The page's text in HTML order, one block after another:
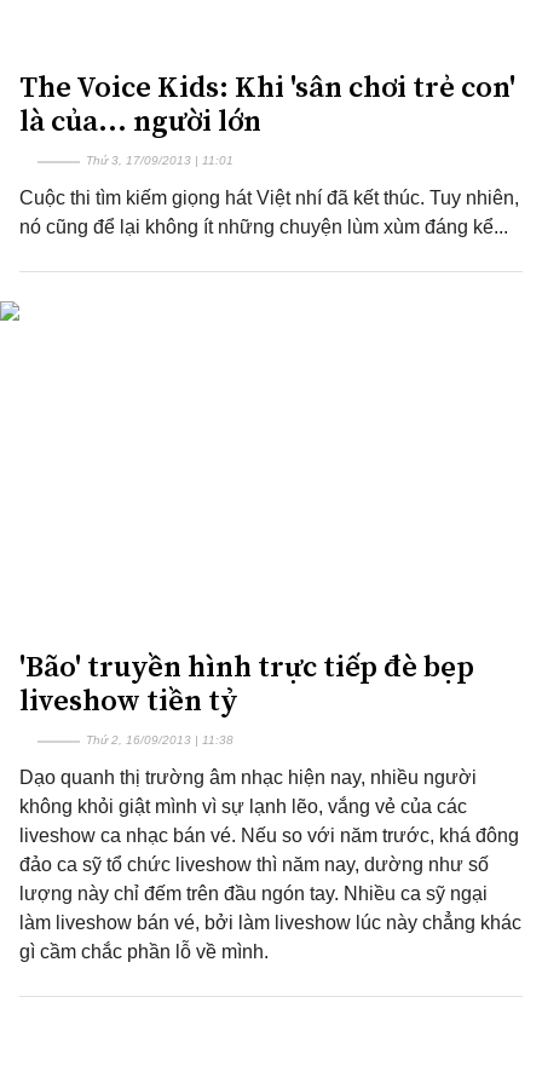
The Voice Kids: Khi 'sân chơi trẻ con'
là của... người lớn
Thứ 3, 17/09/2013 | 11:01
Cuộc thi tìm kiếm giọng hát Việt nhí đã kết thúc. Tuy nhiên,
nó cũng để lại không ít những chuyện lùm xùm đáng kể...
'Bão' truyền hình trực tiếp đè bẹp
liveshow tiền tỷ
Thứ 2, 16/09/2013 | 11:38
Dạo quanh thị trường âm nhạc hiện nay, nhiều người
không khỏi giật mình vì sự lạnh lẽo, vắng vẻ của các
liveshow ca nhạc bán vé. Nếu so với năm trước, khá đông
đảo ca sỹ tổ chức liveshow thì năm nay, dường như số
lượng này chỉ đếm trên đầu ngón tay. Nhiều ca sỹ ngại
làm liveshow bán vé, bởi làm liveshow lúc này chẳng khác
gì cầm chắc phần lỗ về mình.